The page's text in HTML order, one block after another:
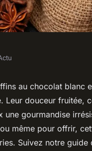
et
au chocolat blanc
Leur douceur fruitée,
une gourmandise
même pour offrir,
Suivez notre